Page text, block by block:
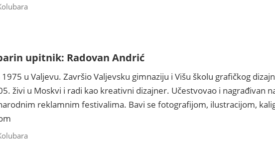
upitnik: Radovan Andrić
1975 u Valjevu. Završio Valjevsku gimnaziju i Višu školu grafičkog
živi u Moskvi i radi kao kreativni dizajner. Učestvovao i nagrađivan
reklamnim festivalima. Bavi se fotografijom, ilustracijom,